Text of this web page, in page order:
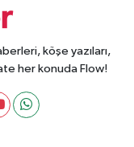
köşe yazıları,
her konuda Flow!